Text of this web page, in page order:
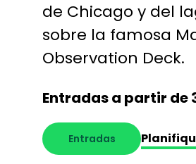
de Chicago y del
sobre la famosa
Observation Deck.
Entradas a partir de
Entradas